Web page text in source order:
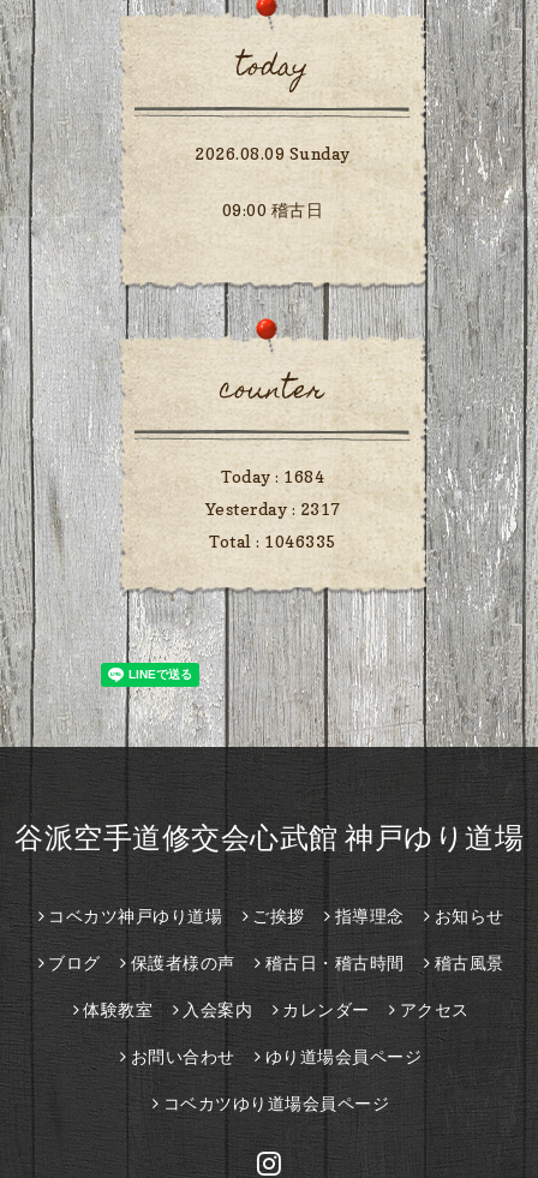
today
2026.08.09 Sunday
09:00 稽古日
counter
Today : 1684
Yesterday : 2317
Total : 1046335
谷派空手道修交会心武館 神戸ゆり道場
コベカツ神戸ゆり道場 ご挨拶 指導理念 お知らせ
ブログ 保護者様の声 稽古日・稽古時間 稽古風景
体験教室 入会案内 カレンダー アクセス
お問い合わせ ゆり道場会員ページ
コベカツゆり道場会員ページ